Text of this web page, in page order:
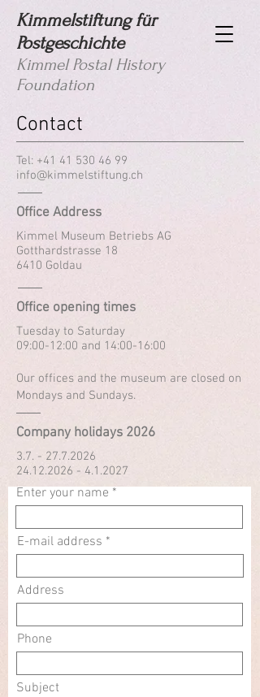
Kimmelstiftung für
Postgeschichte
Kimmel Postal History
Foundation
Contact
Tel: +41 41 530 46 99
info@kimmelstiftung.ch
Office Address
Kimmel Museum Betriebs AG
Gotthardstrasse 18
6410 Goldau
Office opening times
Tuesday to Saturday
09:00-12:00 and 14:00-16:00
Our offices and the museum are closed on
Mondays and Sundays.
Company holidays 2026
3.7. - 27.7.2026
24.12.2026 - 4.1.2027
Enter your name
E-mail address
Address
Phone
Subject